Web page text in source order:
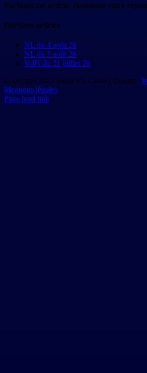
Partagez cet article, choisissez votre
Facebook
X
Reddit
LinkedIn
Tumblr
Pinterest
Vk
Email
Derniers articles
NL du 4 août 26
NL du 1 août 26
VdN du 31 juillet 26
Copyright 2021 Stella ES Calais | Design :
Mentions légales
Page load link